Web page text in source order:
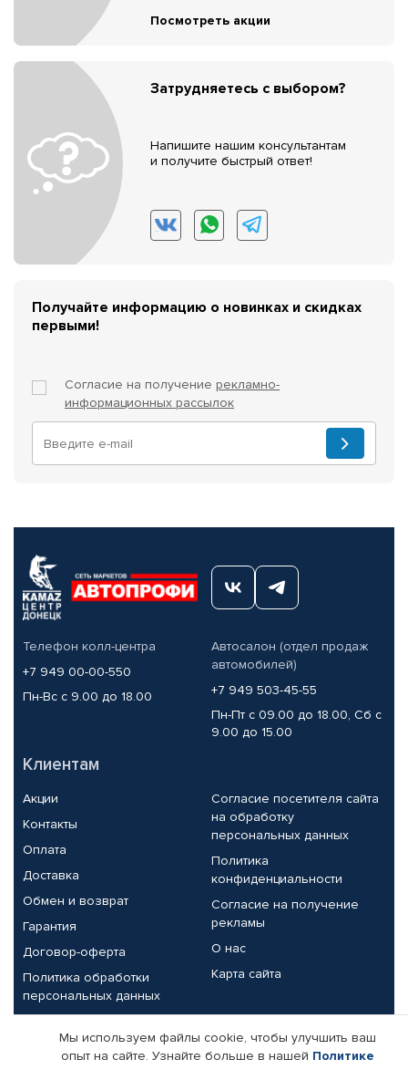
Посмотреть акции
Затрудняетесь с выбором?
Напишите нашим консультантам
и получите быстрый ответ!
Получайте информацию о новинках и скидках
первыми!
Согласие на получение рекламно-
информационных рассылок
Телефон колл-центра
+7 949 00-00-550
Пн-Вс с 9.00 до 18.00
Автосалон (отдел продаж
автомобилей)
+7 949 503-45-55
Пн-Пт с 09.00 до 18.00, Сб с
9.00 до 15.00
Клиентам
Акции
Контакты
Оплата
Доставка
Обмен и возврат
Гарантия
Договор-оферта
Политика обработки
персональных данных
Согласие посетителя сайта
на обработку
персональных данных
Политика
конфиденциальности
Согласие на получение
рекламы
О нас
Карта сайта
Партнерам
Мы используем файлы cookie, чтобы улучшить ваш
опыт на сайте. Узнайте больше в нашей Политике